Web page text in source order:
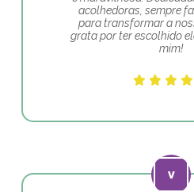
acolhedoras, sempre
para transformar a
grata por ter escolhido
mim!